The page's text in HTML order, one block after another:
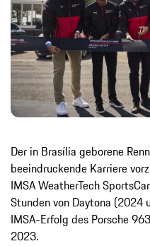
Der in Brasília geborene
beeindruckende Karriere
IMSA WeatherTech
Stunden von Daytona (2024
IMSA-Erfolg des Porsche
2023.